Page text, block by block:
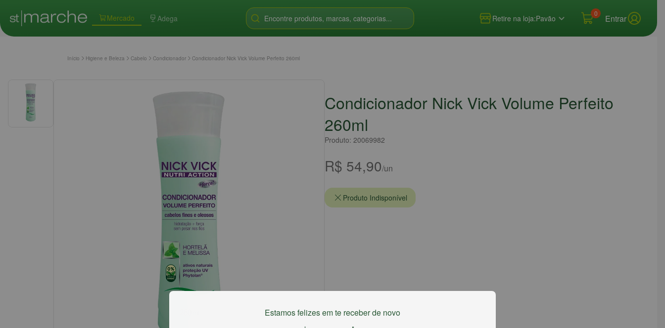
Mercado Adega Encontre produtos, marcas, categorias... Retire na loja:Pavão
0 Entrar
Início Higiene e Beleza Cabelo Condicionador Condicionador Nick Vick Volume Perfeito 260ml
Condicionador Nick Vick Volume Perfeito
260ml
Produto: 20069982
R$ 54,90/un
Produto Indisponível
Estamos felizes em te receber de novo